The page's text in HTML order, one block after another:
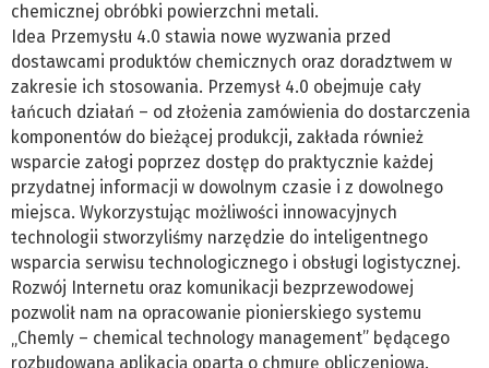
chemicznej obróbki powierzchni metali.
Idea Przemysłu 4.0 stawia nowe wyzwania przed
dostawcami produktów chemicznych oraz doradztwem w
zakresie ich stosowania. Przemysł 4.0 obejmuje cały
łańcuch działań – od złożenia zamówienia do dostarczenia
komponentów do bieżącej produkcji, zakłada również
wsparcie załogi poprzez dostęp do praktycznie każdej
przydatnej informacji w dowolnym czasie i z dowolnego
miejsca. Wykorzystując możliwości innowacyjnych
technologii stworzyliśmy narzędzie do inteligentnego
wsparcia serwisu technologicznego i obsługi logistycznej.
Rozwój Internetu oraz komunikacji bezprzewodowej
pozwolił nam na opracowanie pionierskiego systemu
„Chemly – chemical technology management” będącego
rozbudowaną aplikacją opartą o chmurę obliczeniową.